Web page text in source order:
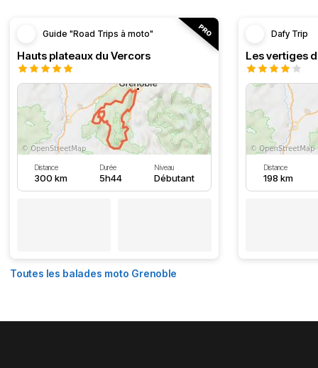
Guide "Road Trips à moto"
Hauts plateaux du Vercors
Distance
300 km
Durée
5h44
Niveau
Débutant
Dafy Trip
Les vertiges
Distance
198 km
Toutes les balades moto Grenoble